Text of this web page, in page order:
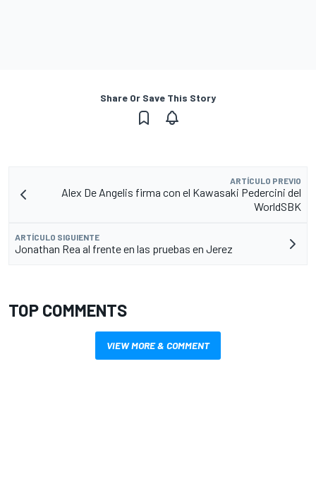
Share Or Save This Story
ARTÍCULO PREVIO
Alex De Angelis firma con el Kawasaki Pedercini del
WorldSBK
ARTÍCULO SIGUIENTE
Jonathan Rea al frente en las pruebas en Jerez
TOP COMMENTS
VIEW MORE & COMMENT